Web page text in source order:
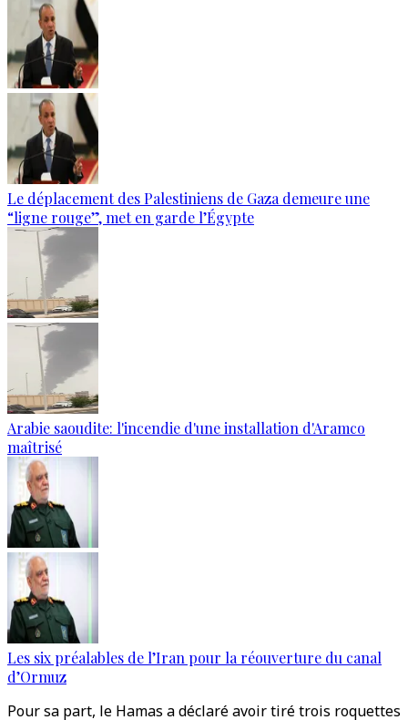
Le déplacement des Palestiniens de Gaza demeure une
“ligne rouge”, met en garde l’Égypte
Arabie saoudite: l'incendie d'une installation d'Aramco
maîtrisé
Les six préalables de l’Iran pour la réouverture du canal
d’Ormuz
Pour sa part, le Hamas a déclaré avoir tiré trois roquettes